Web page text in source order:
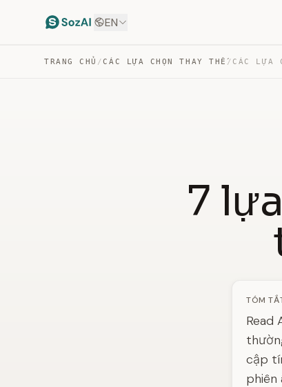
EN
TRANG CHỦ /CÁC LỰA CHỌN THAY THẾ / CÁC LỰA
7
TÓM
Read
cập
phiên